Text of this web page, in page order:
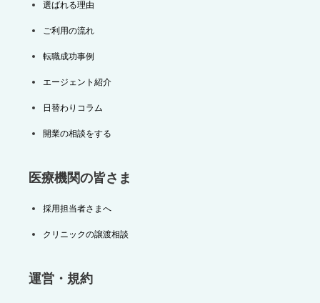
選ばれる理由
ご利用の流れ
転職成功事例
エージェント紹介
日替わりコラム
開業の相談をする
医療機関の皆さま
採用担当者さまへ
クリニックの譲渡相談
運営・規約